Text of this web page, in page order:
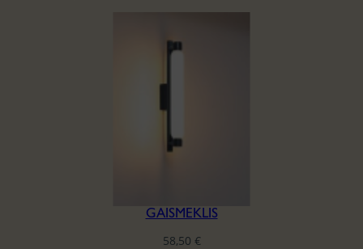
GAISMEKLIS
58,50 €